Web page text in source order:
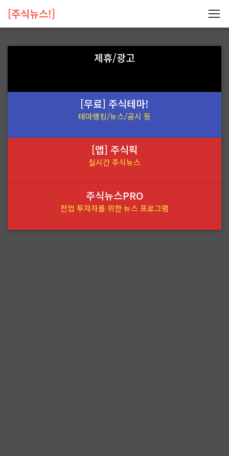
[주식뉴스!]
제휴/광고
[무료] 주식테마!
테마랭킹/뉴스/공시 등
[앱] 주식픽
실시간 주식뉴스
주식뉴스PRO
전업 투자자를 위한 뉴스 프로그램